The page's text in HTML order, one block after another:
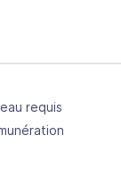
requis